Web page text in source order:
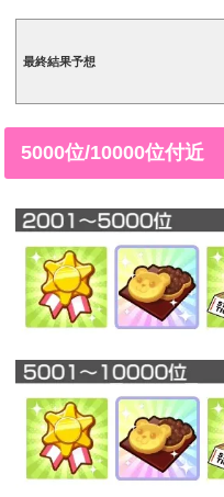
最終結果予想
5000位/10000位付近